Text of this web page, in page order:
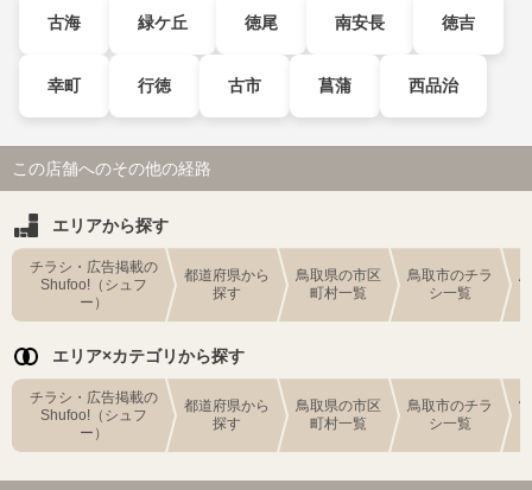
古海 緑ケ丘 徳尾 南安長 徳吉
幸町 行徳 古市 菖蒲 西品治
この店舗へのその他の経路
エリアから探す
チラシ・広告掲載の
Shufoo!（シュフ
ー）
都道府県から
探す
鳥取県の市区
町村一覧
鳥取市のチラ
シ一覧
エリア×カテゴリから探す
チラシ・広告掲載の
Shufoo!（シュフ
ー）
都道府県から
探す
鳥取県の市区
町村一覧
鳥取市のチラ
シ一覧